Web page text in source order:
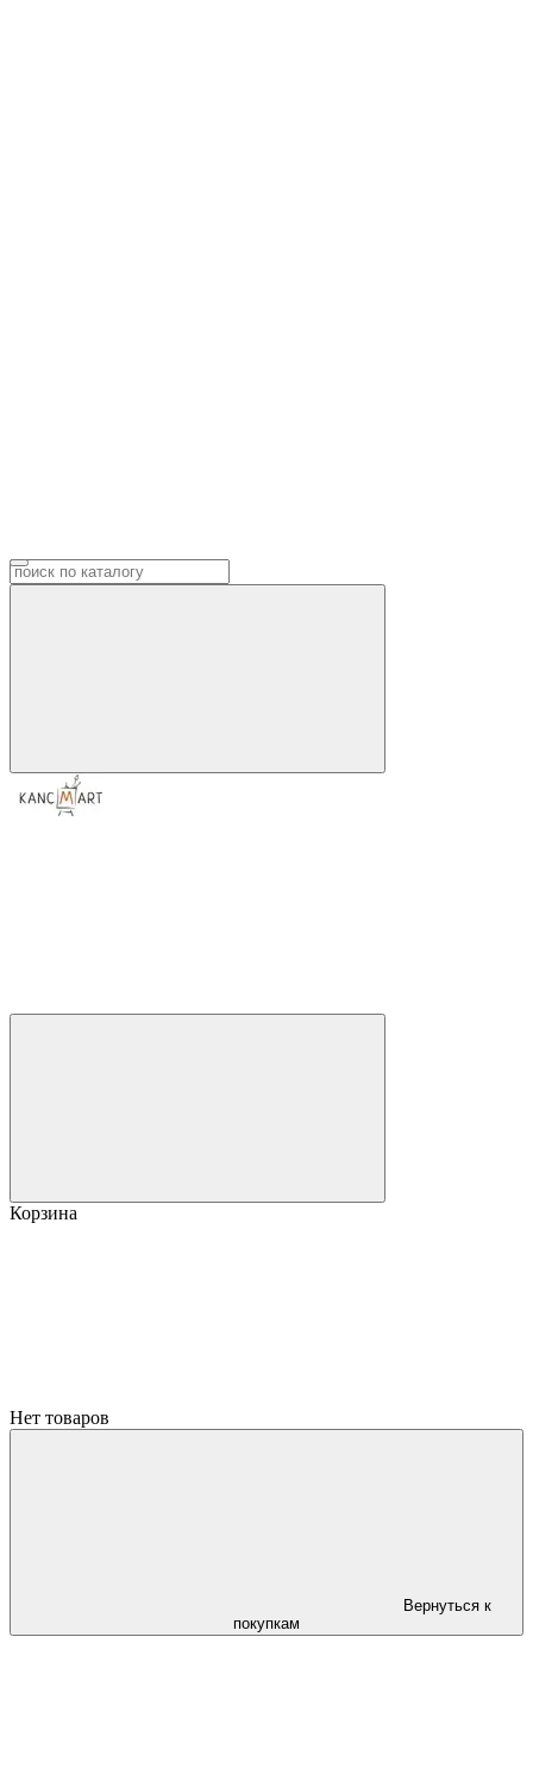
Корзина
Нет товаров
Вернуться к
покупкам